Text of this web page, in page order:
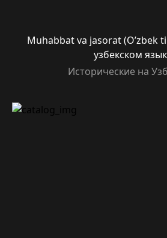
Muhabbat va jasorat (O’zbek
узбекском
Исторические на